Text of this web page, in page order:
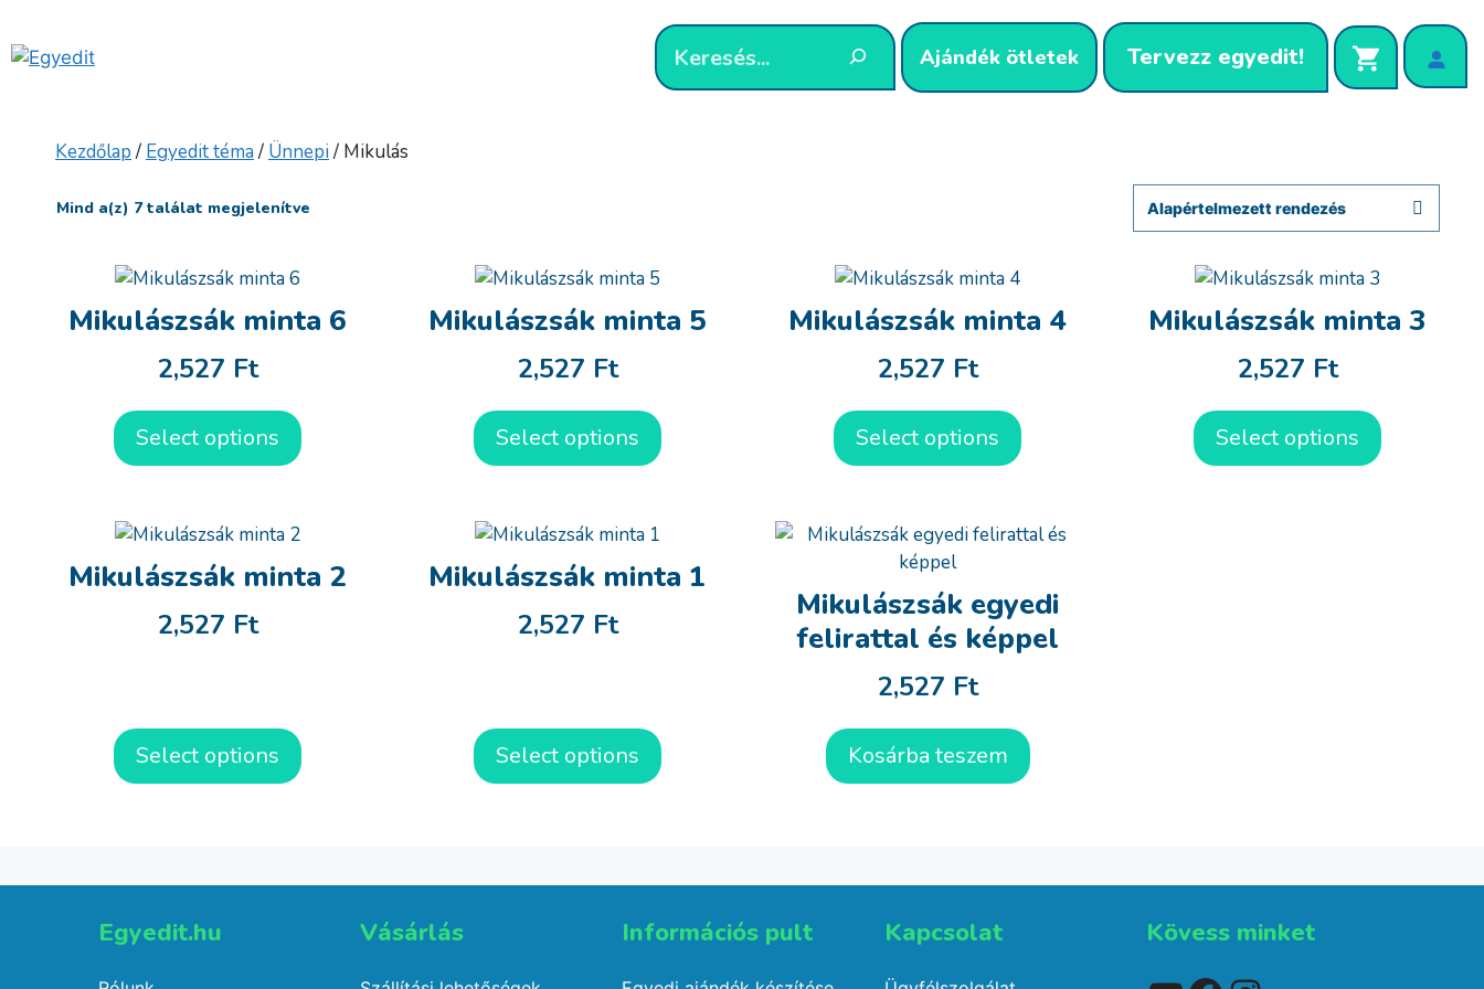
tartalomba
Ajándék ötletek Tervezz egyedit!
Kezdőlap/ Egyedit téma/ Ünnepi/ Mikulás
Mind a(z) 7 találat megjelenítve
Mikulászsák minta 6
2,527 Ft
Select options
Mikulászsák minta 5
2,527 Ft
Select options
Mikulászsák minta 4
2,527 Ft
Select options
Mikulászsák minta 3
2,527 Ft
Select options
Mikulászsák minta 2
2,527 Ft
Select options
Mikulászsák minta 1
2,527 Ft
Select options
Mikulászsák egyedi
felirattal és képpel
2,527 Ft
Kosárba teszem
Egyedit.hu Vásárlás​ Információs pult​ Kapcsolat​ Kövess minket